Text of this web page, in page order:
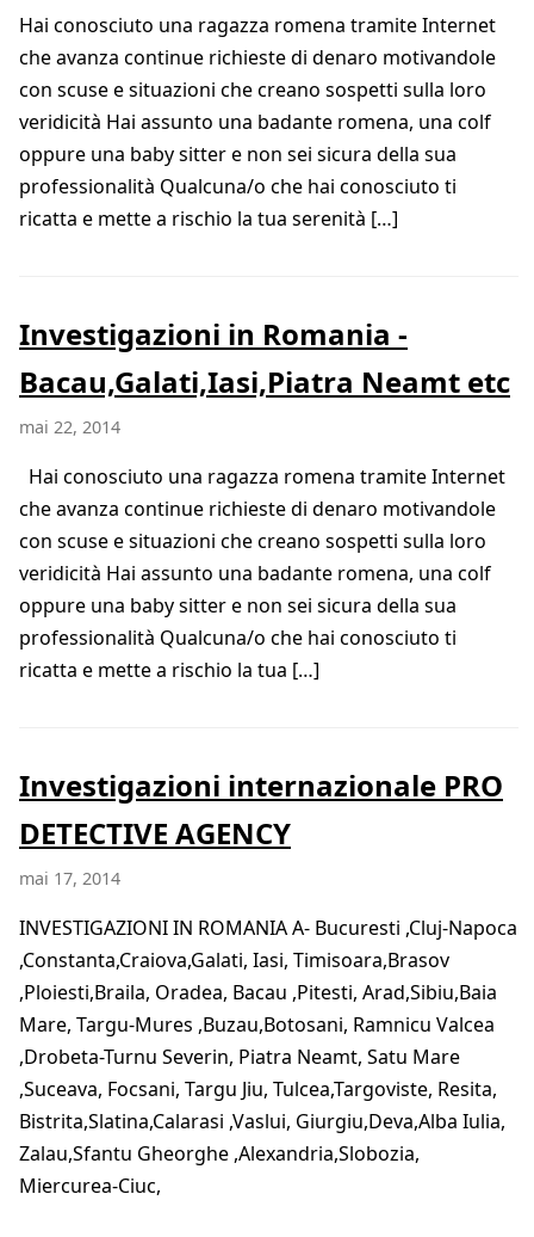
Hai conosciuto una ragazza romena tramite Internet
che avanza continue richieste di denaro motivandole
con scuse e situazioni che creano sospetti sulla loro
veridicità Hai assunto una badante romena, una colf
oppure una baby sitter e non sei sicura della sua
professionalità Qualcuna/o che hai conosciuto ti
ricatta e mette a rischio la tua serenità […]
Investigazioni in Romania -
Bacau,Galati,Iasi,Piatra Neamt etc
mai 22, 2014
Hai conosciuto una ragazza romena tramite Internet
che avanza continue richieste di denaro motivandole
con scuse e situazioni che creano sospetti sulla loro
veridicità Hai assunto una badante romena, una colf
oppure una baby sitter e non sei sicura della sua
professionalità Qualcuna/o che hai conosciuto ti
ricatta e mette a rischio la tua […]
Investigazioni internazionale PRO
DETECTIVE AGENCY
mai 17, 2014
INVESTIGAZIONI IN ROMANIA A- Bucuresti ,Cluj-Napoca
,Constanta,Craiova,Galati, Iasi, Timisoara,Brasov
,Ploiesti,Braila, Oradea, Bacau ,Pitesti, Arad,Sibiu,Baia
Mare, Targu-Mures ,Buzau,Botosani, Ramnicu Valcea
,Drobeta-Turnu Severin, Piatra Neamt, Satu Mare
,Suceava, Focsani, Targu Jiu, Tulcea,Targoviste, Resita,
Bistrita,Slatina,Calarasi ,Vaslui, Giurgiu,Deva,Alba Iulia,
Zalau,Sfantu Gheorghe ,Alexandria,Slobozia,
Miercurea-Ciuc,